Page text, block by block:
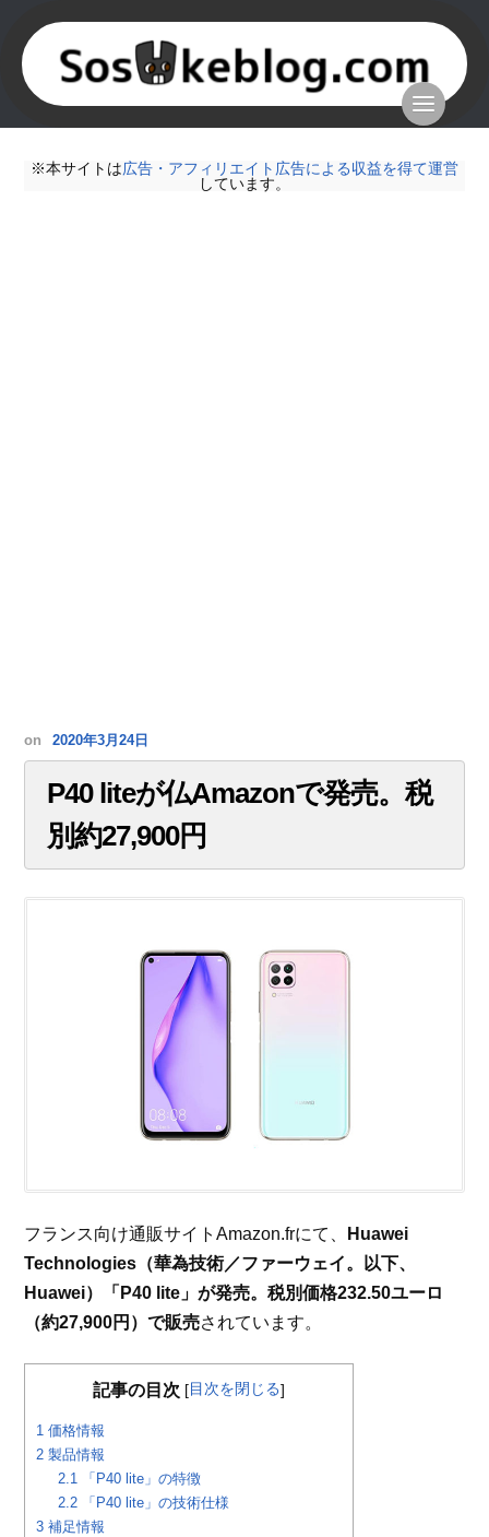
※本サイトは広告・アフィリエイト広告による収益を得て運営
しています。
on 2020年3月24日
P40 liteが仏Amazonで発売。税
別約27,900円
フランス向け通販サイトAmazon.frにて、
Huawei
Technologies（華為技術／ファーウェイ。以下、
Huawei）「P40 lite」が発売。税別価格232.50ユーロ
（約27,900円）で販売されています。
記事の目次 [目次を閉じる]
1 価格情報
2 製品情報
2.1 「P40 lite」の特徴
2.2 「P40 lite」の技術仕様
3 補足情報